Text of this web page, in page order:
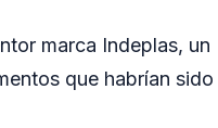
marca Indeplas, un
que habrían sido